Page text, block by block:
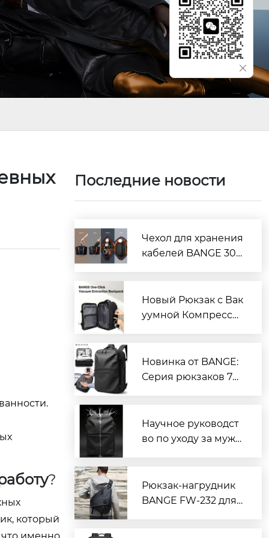
?
который
Последние новости
Чехол для хранения
кабелей BANGE 306
рощайте беспорядо
к в поездках
Новый Рюкзак с Вак
уумной Компресси
Новинка от BANGE:
Серия рюкзаков 787
ий
Научное руководст
во по уходу за мужс
водоотталкивающи
м покрытием: практ
Рюкзак-нагрудник
BANGE FW-232 для